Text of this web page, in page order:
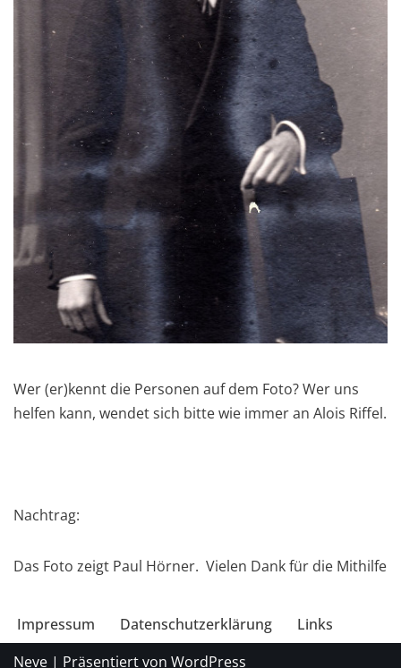
Wer (er)kennt die Personen auf dem Foto? Wer uns
helfen kann, wendet sich bitte wie immer an Alois Riffel.
Nachtrag:
Das Foto zeigt Paul Hörner. Vielen Dank für die Mithilfe
Impressum Datenschutzerklärung
Links
Neve | Präsentiert von WordPress